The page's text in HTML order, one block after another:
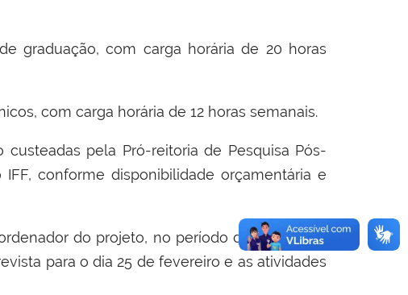
graduação, com carga horária de 20 horas
com carga horária de 12 horas semanais.
pela Pró-reitoria de Pesquisa Pós-
IFF, conforme disponibilidade orçamentária e
do projeto, no período de 13 a 16 de
para o dia 25 de fevereiro e as atividades